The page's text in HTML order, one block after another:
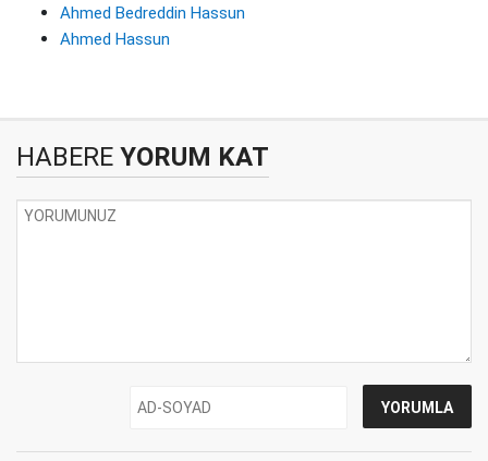
Ahmed Bedreddin Hassun
Ahmed Hassun
HABERE YORUM KAT